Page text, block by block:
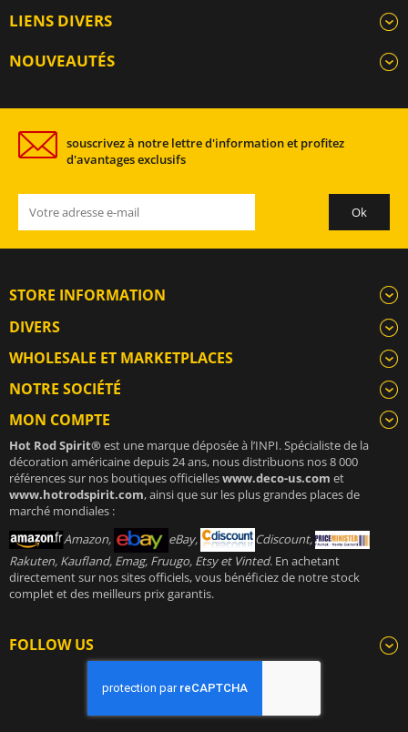
LIENS DIVERS
NOUVEAUTÉS
souscrivez à notre lettre d'information et profitez
d'avantages exclusifs
STORE INFORMATION
DIVERS
WHOLESALE ET MARKETPLACES
NOTRE SOCIÉTÉ
MON COMPTE
Hot Rod Spirit®est une marque déposée à l’INPI. Spécialiste de la
décoration américaine depuis 24 ans, nous distribuons nos 8 000
références sur nos boutiques officielleswww.deco-us.com et
www.hotrodspirit.com, ainsi que sur les plus grandes places de
marché mondiales :
Amazon,
eBay,
Cdiscount,
Rakuten, Kaufland, Emag, Fruugo, Etsy et Vinted. En achetant
directement sur nos sites officiels, vous bénéficiez de notre stock
complet et des meilleurs prix garantis.
FOLLOW US